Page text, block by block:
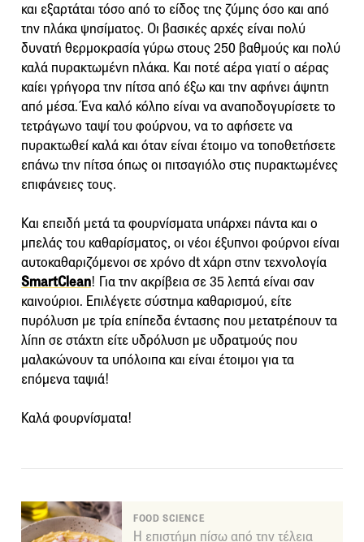
και εξαρτάται τόσο από το είδος της ζύμης όσο και από
την πλάκα ψησίματος. Οι βασικές αρχές είναι πολύ
δυνατή θερμοκρασία γύρω στους 250 βαθμούς και πολύ
καλά πυρακτωμένη πλάκα. Και ποτέ αέρα γιατί ο αέρας
καίει γρήγορα την πίτσα από έξω και την αφήνει άψητη
από μέσα. Ένα καλό κόλπο είναι να αναποδογυρίσετε το
τετράγωνο ταψί του φούρνου, να το αφήσετε να
πυρακτωθεί καλά και όταν είναι έτοιμο να τοποθετήσετε
επάνω την πίτσα όπως οι πιτσαγιόλο στις πυρακτωμένες
επιφάνειες τους.
Και επειδή μετά τα φουρνίσματα υπάρχει πάντα και ο
μπελάς του καθαρίσματος, οι νέοι έξυπνοι φούρνοι είναι
αυτοκαθαριζόμενοι σε χρόνο dt χάρη στην τεχνολογία
SmartClean! Για την ακρίβεια σε 35 λεπτά είναι σαν
καινούριοι. Επιλέγετε σύστημα καθαρισμού, είτε
πυρόλυση με τρία επίπεδα έντασης που μετατρέπουν τα
λίπη σε στάχτη είτε υδρόλυση με υδρατμούς που
μαλακώνουν τα υπόλοιπα και είναι έτοιμοι για τα
επόμενα ταψιά!
Καλά φουρνίσματα!
FOOD SCIENCE
Η επιστήμη πίσω από την τέλεια